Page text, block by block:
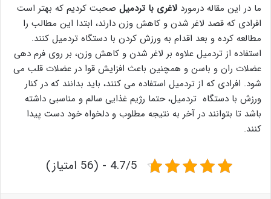
ما در این مقاله درمورد لاغری با تردمیل صحبت کردیم که بهتر است
افرادی که قصد لاغر شدن و کاهش وزن دارند، ابتدا این مطالب را
مطالعه کرده و بعد اقدام به ورزش کردن با دستگاه تردمیل کنند.
استفاده از تردمیل علاوه بر لاغر شدن و کاهش وزن، بر روی فرم دهی
عضلات ران و باسن و همچنین باعث افزایش قوا در عضلات قلب می
شود. افرادی که از تردمیل استفاده می کنند، باید بدانند که در کنار
ورزش با دستگاه تردمیل، حتما رژیم غذایی سالم و مناسبی داشته
باشد تا بتوانند در آخر به نتیجه مطلوب و دلخواه خود دست پیدا
کنند.
4.7/5 - (56 امتیاز)